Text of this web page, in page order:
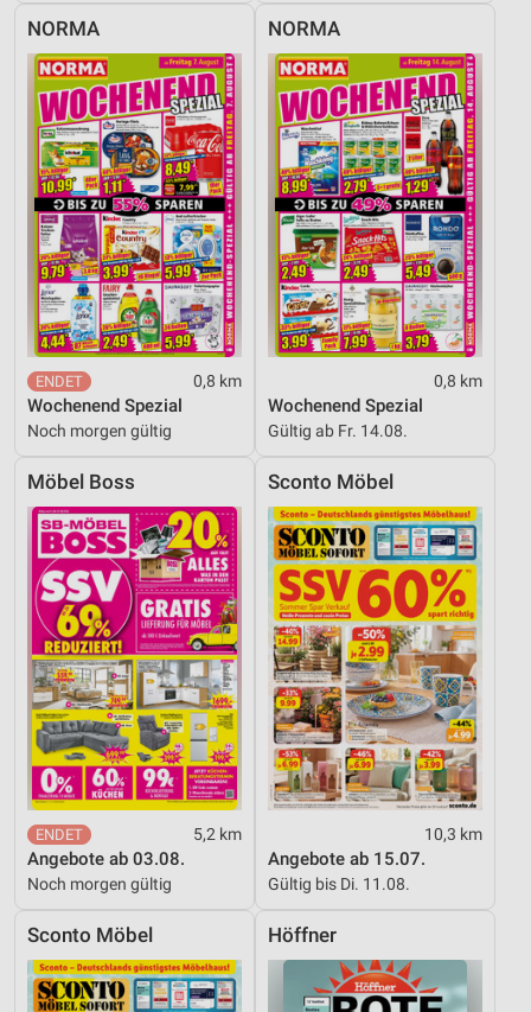
NORMA
0,8 km
Wochenend Spezial
Noch morgen gültig
NORMA
0,8 km
Wochenend Spezial
Gültig ab Fr. 14.08.
Möbel Boss
5,2 km
Angebote ab 03.08.
Noch morgen gültig
Sconto Möbel
10,3 km
Angebote ab 15.07.
Gültig bis Di. 11.08.
Sconto Möbel Höffner